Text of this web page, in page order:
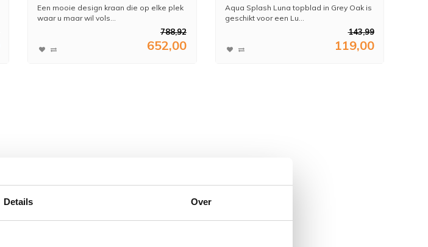
Details Over
Een mooie design kraan die op elke plek
waar u maar wil vols...
788,92
652,00
Aqua Splash Luna topblad in Grey Oak is
geschikt voor een Lu...
143,99
119,00